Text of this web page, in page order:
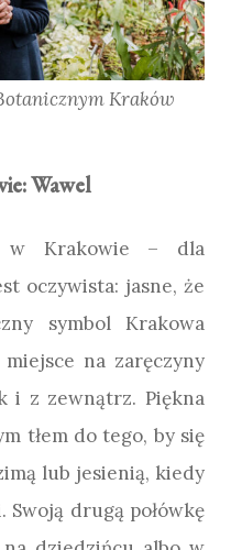
Kraków
Wawel
w Krakowie – dla
oczywista: jasne, że
symbol Krakowa
na zaręczyny
i z zewnątrz. Piękna
tłem do tego, by się
lub jesienią, kiedy
drugą połówkę